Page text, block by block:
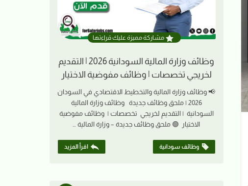
مشاركة مميزة عليك قراءتها
وظائف وزارة المالية السودانية 2026 | التقديم
لخريجي تخصصات | وظائف مفوضية الاختيار
📢 وظائف وزارة المالية والتخطيط الاقتصادي في السودان
2026 | ملحق وظائف جديدة وظائف وزارة المالية
السودانية | التقديم لخريجي تخصصات | وظائف مفوضية
الاختيار 🟢 ملحق وظائف جديدة – وزارة المالية …
وظائف سودانية اقرأ المزيد